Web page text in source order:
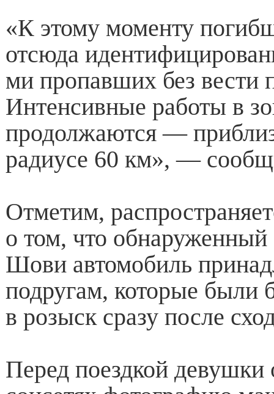
«К этому моменту
отсюда
ми пропавших без вести
Интенсивные работы в
продолжаются —
радиусе 60 км», —
Отметим,
о том, что обнаруженный
Шови автомобиль
подругам, которые были
в розыск сразу после
Перед поездкой девушки